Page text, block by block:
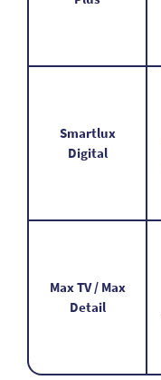
Smartlux
Digital
Max TV / Max
Detail